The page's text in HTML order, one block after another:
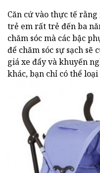
Căn cứ vào thực tế
trẻ em rất trẻ đến ba
chăm sóc mà các bậc
để chăm sóc sự sạch sẽ
giá xe đẩy và khuyến
khác, bạn chỉ có thể